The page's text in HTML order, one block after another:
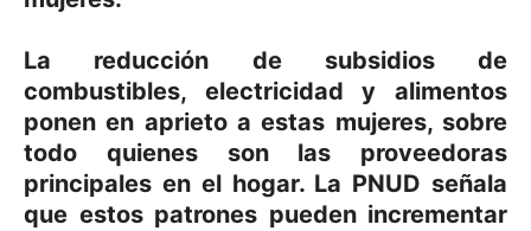
La reducción de subsidios de
combustibles, electricidad y alimentos
ponen en aprieto a estas mujeres, sobre
todo quienes son las proveedoras
principales en el hogar. La PNUD señala
que estos patrones pueden incrementar